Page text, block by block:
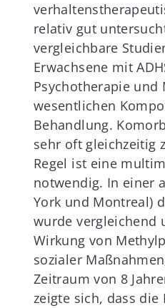
relativ gut
vergleichbare
Erwachsene mit
Psychotherapie
wesentlichen
Behandlung.
sehr oft gleichzeitig
Regel ist eine
notwendig. In einer
York und Montreal)
wurde vergleichend
Wirkung von
sozialer
Zeitraum von 8
zeigte sich, dass